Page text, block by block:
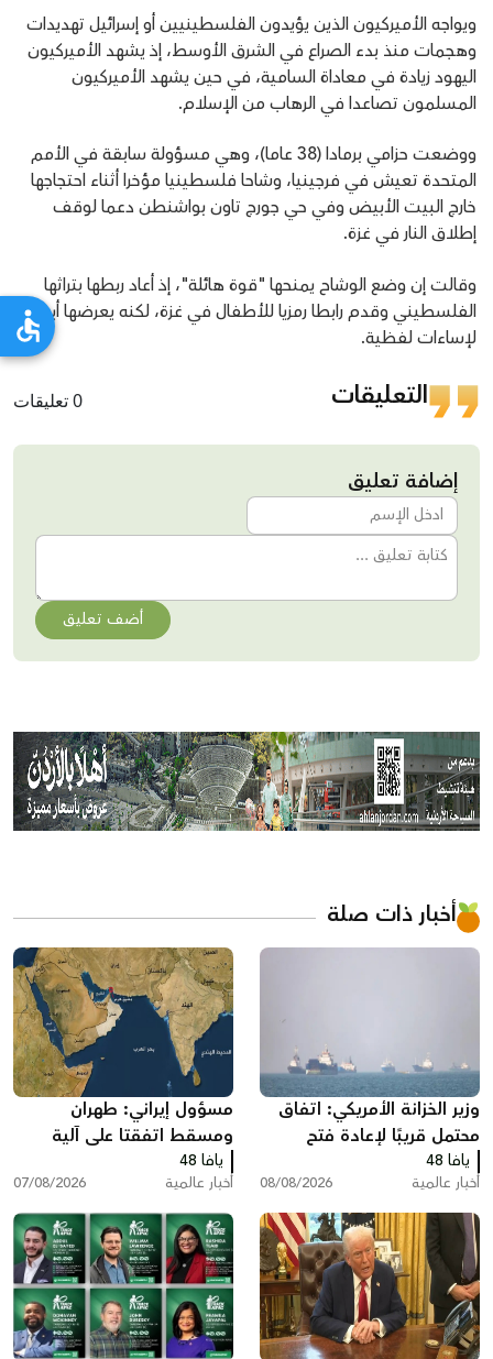
ويواجه الأميركيون الذين يؤيدون الفلسطينيين أو إسرائيل تهديدات
وهجمات منذ بدء الصراع في الشرق الأوسط، إذ يشهد الأميركيون
اليهود زيادة في معاداة السامية، في حين يشهد الأميركيون
المسلمون تصاعدا في الرهاب من الإسلام.
ووضعت حزامي برمادا (38 عاما)، وهي مسؤولة سابقة في الأمم
المتحدة تعيش في فرجينيا، وشاحا فلسطينيا مؤخرا أثناء احتجاجها
خارج البيت الأبيض وفي حي جورج تاون بواشنطن دعما لوقف
إطلاق النار في غزة.
وقالت إن وضع الوشاح يمنحها "قوة هائلة"، إذ أعاد ربطها بتراثها
الفلسطيني وقدم رابطا رمزيا للأطفال في غزة، لكنه يعرضها أيضا
لإساءات لفظية.
التعليقات 0 تعليقات
إضافة تعليق
أضف تعليق
أخبار ذات صلة
وزير الخزانة الأمريكي: اتفاق
محتمل قريبًا لإعادة فتح
مضيق هرمز وخفض أسعار
الطاقة
يافا 48
أخبار عالمية 08/08/2026
مسؤول إيراني: طهران
ومسقط اتفقتا على آلية
لعبور مضيق هرمز تتضمن
رسوم خدماتية
يافا 48
أخبار عالمية 07/08/2026